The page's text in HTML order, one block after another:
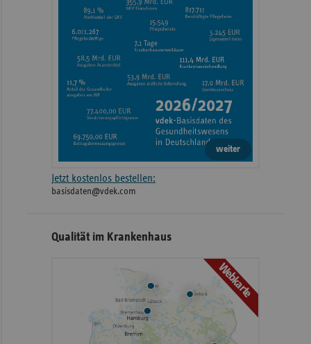
weiter
Jetzt kostenlos bestellen:
basisdaten@vdek.com
Qualität im Krankenhaus
Webkarte